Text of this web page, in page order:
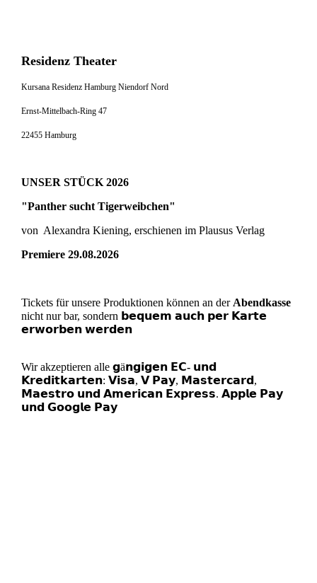
Residenz Theater
Kursana Residenz Hamburg Niendorf Nord
Ernst-Mittelbach-Ring 47
22455 Hamburg
UNSER STÜCK 2026
"Panther sucht Tigerweibchen"
von Alexandra Kiening, erschienen im Plausus Verlag
Premiere 29.08.2026
Tickets für unsere Produktionen können an der Abendkasse
nicht nur bar, sondern 𝗯𝗲𝗾𝘂𝗲𝗺 𝗮𝘂𝗰𝗵 𝗽𝗲𝗿 𝗞𝗮𝗿𝘁𝗲
𝗲𝗿𝘄𝗼𝗿𝗯𝗲𝗻 𝘄𝗲𝗿𝗱𝗲𝗻
Wir akzeptieren alle 𝗴ä𝗻𝗴𝗶𝗴𝗲𝗻 𝗘𝗖- 𝘂𝗻𝗱
𝗞𝗿𝗲𝗱𝗶𝘁𝗸𝗮𝗿𝘁𝗲𝗻: 𝗩𝗶𝘀𝗮, 𝗩 𝗣𝗮𝘆, 𝗠𝗮𝘀𝘁𝗲𝗿𝗰𝗮𝗿𝗱,
𝗠𝗮𝗲𝘀𝘁𝗿𝗼 𝘂𝗻𝗱 𝗔𝗺𝗲𝗿𝗶𝗰𝗮𝗻 𝗘𝘅𝗽𝗿𝗲𝘀𝘀. 𝗔𝗽𝗽𝗹𝗲 𝗣𝗮𝘆
𝘂𝗻𝗱 𝗚𝗼𝗼𝗴𝗹𝗲 𝗣𝗮𝘆